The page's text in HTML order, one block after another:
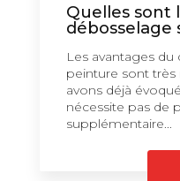
Quelles sont
débosselage
Les avantages
peinture sont
avons déjà
nécessite pas de
supplémentaire...